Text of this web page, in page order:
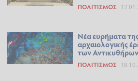
ΠΟΛΙΤΙΣΜΌΣ
Νέα ευρήματα
αρχαιολογικής
των Αντικυθήρων
ΠΟΛΙΤΙΣΜΌΣ